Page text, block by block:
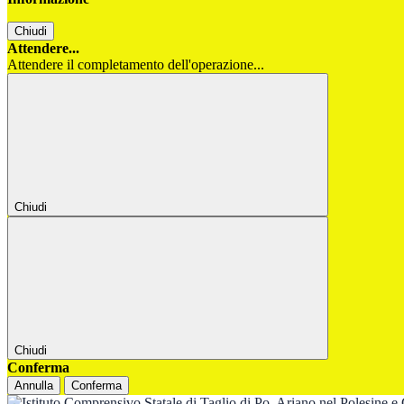
Chiudi
Attendere...
Attendere il completamento dell'operazione...
Chiudi
Chiudi
Conferma
Annulla Conferma